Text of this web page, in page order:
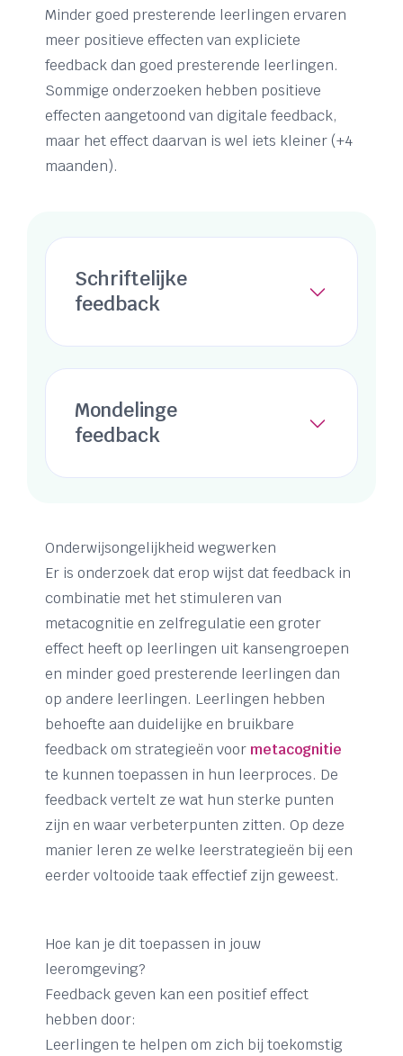
Minder goed presterende leerlingen ervaren
meer positieve effecten van expliciete
feedback dan goed presterende leerlingen.
Sommige onderzoeken hebben positieve
effecten aangetoond van digitale feedback,
maar het effect daarvan is wel iets kleiner (+4
maanden).
Schriftelijke
feedback
Mondelinge
feedback
Onderwijsongelijkheid wegwerken
Er is onderzoek dat erop wijst dat feedback in
combinatie met het stimuleren van
metacognitie en zelfregulatie een groter
effect heeft op leerlingen uit kansengroepen
en minder goed presterende leerlingen dan
op andere leerlingen. Leerlingen hebben
behoefte aan duidelijke en bruikbare
feedback om strategieën voor metacognitie
te kunnen toepassen in hun leerproces. De
feedback vertelt ze wat hun sterke punten
zijn en waar verbeterpunten zitten. Op deze
manier leren ze welke leerstrategieën bij een
eerder voltooide taak effectief zijn geweest.
Hoe kan je dit toepassen in jouw
leeromgeving?
Feedback geven kan een positief effect
hebben door:
Leerlingen te helpen om zich bij toekomstig